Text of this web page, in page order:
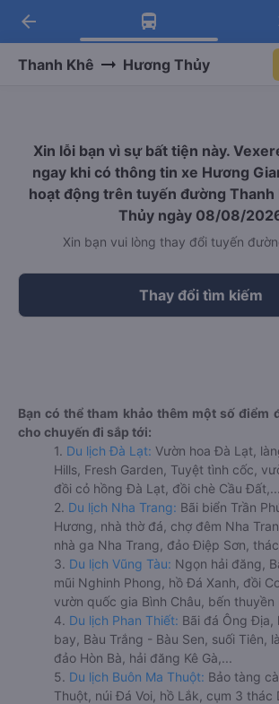
Tải app Vexere ngay!
Nhận ưu đãi thành viên độc
Tải app Vexere
-30k/ghế khi đặt vé máy bay
arrow_back
Thanh Khê Hương Thủy
Xin lỗi bạn vì sự bất tiện này.
ngay khi có thông tin xe Hương
hoạt động trên tuyến đường Thanh
Thủy ngày 08/08/
Xin bạn vui lòng thay đổi tuyến
Thay đổi tìm kiếm
Bạn có thể tham khảo thêm một số điểm
cho chuyến đi sắp tới:
1. Du lịch Đà Lạt: Vườn hoa Đà Lạt,
Hills, Fresh Garden, Tuyệt tình cốc,
đồi cỏ hồng Đà Lạt, đồi chè Cầu Đất,...
2. Du lịch Nha Trang: Bãi biển Trần
Hương, nhà thờ đá, chợ đêm Nha
nhà ga Nha Trang, đảo Điệp Sơn,
3. Du lịch Vũng Tàu: Ngọn hải đăng,
mũi Nghinh Phong, hồ Đá Xanh, đồi
vườn quốc gia Bình Châu, bến thuyền
4. Du lịch Phan Thiết: Bãi đá Ông Địa,
bay, Bàu Trắng - Bàu Sen, suối Tiên,
đảo Hòn Bà, hải đăng Kê Gà,...
5. Du lịch Buôn Ma Thuột: Bảo tàng
Thuột, núi Đá Voi, hồ Lắk, cụm 3 thác